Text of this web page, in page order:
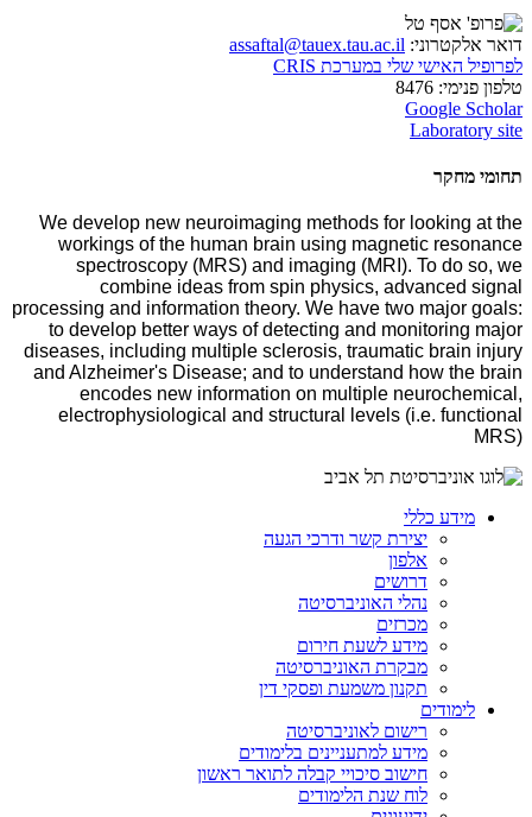
דואר אלקטרוני: assaftal@tauex.tau.ac.il
לפרופיל האישי שלי במערכת CRIS
טלפון פנימי:
Google Scholar
Laboratory site
תחומי מחקר
We develop new neuroimaging methods for looking at the
workings of the human brain using magnetic resonance
spectroscopy (MRS) and imaging (MRI). To do so, we
combine ideas from spin physics, advanced signal
processing and information theory. We have two major goals:
to develop better ways of detecting and monitoring major
diseases, including multiple sclerosis, traumatic brain injury
and Alzheimer's Disease; and to understand how the brain
encodes new information on multiple neurochemical,
electrophysiological and structural levels (i.e. functional
MRS)
מידע כללי
יצירת קשר ודרכי הגעה
אלפון
דרושים
נהלי האוניברסיטה
מכרזים
מידע לשעת חירום
מבקרת האוניברסיטה
תקנון משמעת ופסקי דין
לימודים
רישום לאוניברסיטה
מידע למתעניינים בלימודים
חישוב סיכויי קבלה לתואר ראשון
לוח שנת הלימודים